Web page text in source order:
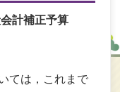
計補正予算
ては，これまで